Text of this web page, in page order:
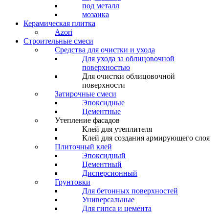
под металл
мозаика
Керамическая плитка
Azori
Строительные смеси
Средства для очистки и ухода
Для ухода за облицовочной
поверхностью
Для очистки облицовочной
поверхности
Затирочные смеси
Эпоксидные
Цементные
Утепление фасадов
Клей для утеплителя
Клей для создания армирующего слоя
Плиточный клей
Эпоксидный
Цементный
Дисперсионный
Грунтовки
Для бетонных поверхностей
Универсальные
Для гипса и цемента